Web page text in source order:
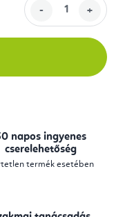
napos ingyenes
cserelehetőség
termék esetében